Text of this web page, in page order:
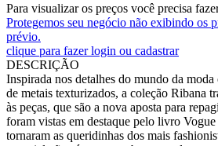
Para visualizar os preços você precisa
Protegemos seu negócio não exibindo os
prévio.
clique para fazer login ou cadastrar
DESCRIÇÃO
Inspirada nos detalhes do mundo da
de metais texturizados, a coleção Ribana
às peças, que são a nova aposta para
foram vistas em destaque pelo livro
tornaram as queridinhas dos mais